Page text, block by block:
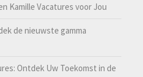
Kamille Vacatures voor Jou
de nieuwste gamma
Ontdek Uw Toekomst in de